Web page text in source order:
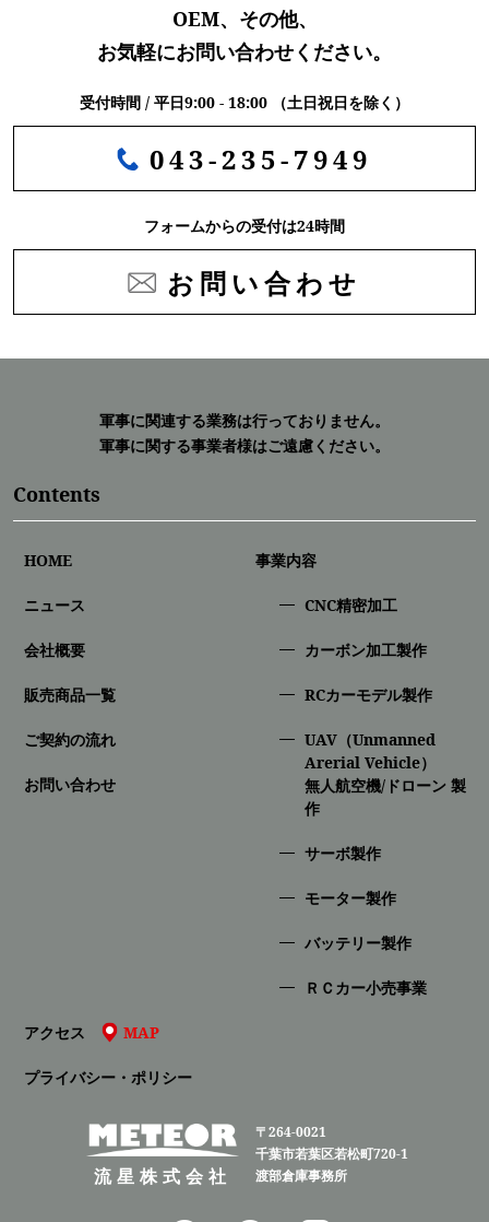
OEM、その他、
お気軽にお問い合わせください。
受付時間 / 平日9:00 - 18:00 （土日祝日を除く）
043-235-7949
フォームからの受付は24時間
お問い合わせ
軍事に関連する業務は行っておりません。
軍事に関する事業者様はご遠慮ください。
Contents
HOME
ニュース
会社概要
販売商品一覧
ご契約の流れ
お問い合わせ
事業内容
CNC精密加⼯
カーボン加工製作
RCカーモデル製作
UAV（Unmanned
Arerial Vehicle）
無人航空機/ドローン 製
作
サーボ製作
モーター製作
バッテリー製作
ＲＣカー小売事業
アクセス MAP
プライバシー・ポリシー
流星株式会社
〒264-0021
千葉市若葉区若松町720-1
渡部倉庫事務所